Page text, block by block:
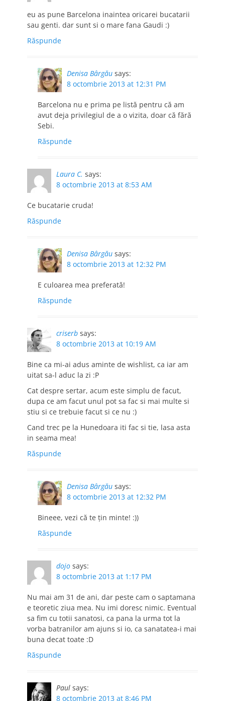
eu as pune Barcelona inaintea oricarei bucatarii
sau genti. dar sunt si o mare fana Gaudi :)
Răspunde
Denisa Bârgău says:
8 octombrie 2013 at 12:31 PM
Barcelona nu e prima pe listă pentru că am
avut deja privilegiul de a o vizita, doar că fără
Sebi.
Răspunde
Laura C. says:
8 octombrie 2013 at 8:53 AM
Ce bucatarie cruda!
Răspunde
Denisa Bârgău says:
8 octombrie 2013 at 12:32 PM
E culoarea mea preferată!
Răspunde
criserb says:
8 octombrie 2013 at 10:19 AM
Bine ca mi-ai adus aminte de wishlist, ca iar am
uitat sa-l aduc la zi :P
Cat despre sertar, acum este simplu de facut,
dupa ce am facut unul pot sa fac si mai multe si
stiu si ce trebuie facut si ce nu :)
Cand trec pe la Hunedoara iti fac si tie, lasa asta
in seama mea!
Răspunde
Denisa Bârgău says:
8 octombrie 2013 at 12:32 PM
Bineee, vezi că te ţin minte! :))
Răspunde
dojo says:
8 octombrie 2013 at 1:17 PM
Nu mai am 31 de ani, dar peste cam o saptamana
e teoretic ziua mea. Nu imi doresc nimic. Eventual
sa fim cu totii sanatosi, ca pana la urma tot la
vorba batranilor am ajuns si io, ca sanatatea-i mai
buna decat toate :D
Răspunde
Paul says:
8 octombrie 2013 at 8:46 PM